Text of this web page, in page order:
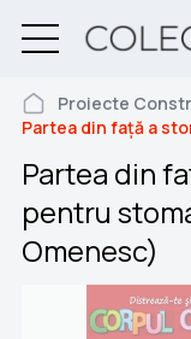
Proiecte
Partea din față a
Partea din
pentru
Omenesc)